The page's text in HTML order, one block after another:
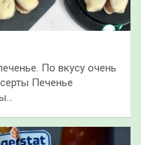
По вкусу очень
Печенье